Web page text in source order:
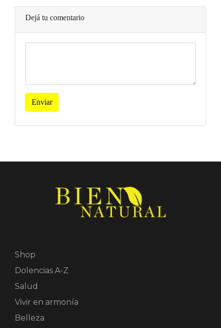
Dejá tu comentario
Enviar
Shop
Dolencias A-Z
Salud
Vivir en armonía
Belleza